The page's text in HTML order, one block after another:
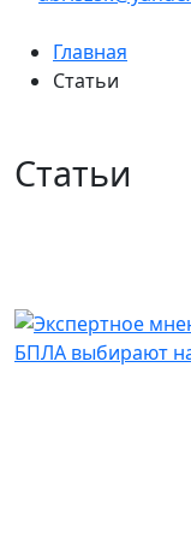
Главная
Статьи
Статьи